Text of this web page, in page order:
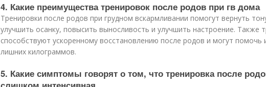
4. Какие преимущества тренировок после родов при гв дома
Тренировки после родов при грудном вскармливании помогут вернуть
улучшить осанку, повысить выносливость и улучшить настроение. Также
способствуют ускоренному восстановлению после родов и могут помочь
лишних килограммов.
5. Какие симптомы говорят о том, что тренировка после